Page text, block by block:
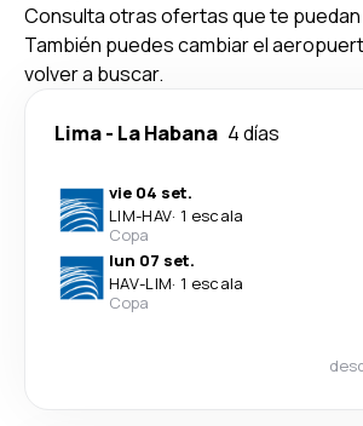
Consulta otras ofertas que te
También puedes cambiar el
volver a buscar.
Lima- La Habana 4 días
vie 04 set.
LIM-HAV· 1 escala
Copa
lun 07 set.
HAV-LIM· 1 escala
Copa